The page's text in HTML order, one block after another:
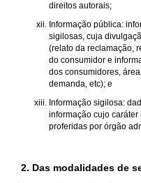
direitos autorais;
Informação pública:
sigilosas, cuja
(relato da reclamação,
do consumidor e
dos consumidores,
demanda, etc); e
Informação sigilosa:
informação cujo
proferidas por órgão
2. Das modalidades de